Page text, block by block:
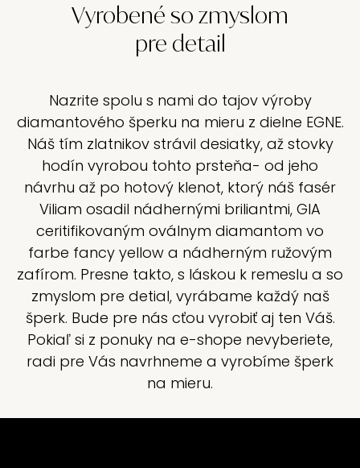
Vyrobené so zmyslom
pre detail
Nazrite spolu s nami do tajov výroby
diamantového šperku na mieru z dielne EGNE.
Náš tím zlatnikov strávil desiatky, až stovky
hodín vyrobou tohto prsteňa- od jeho
návrhu až po hotový klenot, ktorý náš fasér
Viliam osadil nádhernými briliantmi, GIA
ceritifikovaným oválnym diamantom vo
farbe fancy yellow a nádherným ružovým
zafírom. Presne takto, s láskou k remeslu a so
zmyslom pre detial, vyrábame každý naš
šperk. Bude pre nás cťou vyrobiť aj ten Váš.
Pokiaľ si z ponuky na e-shope nevyberiete,
radi pre Vás navrhneme a vyrobíme šperk
na mieru.